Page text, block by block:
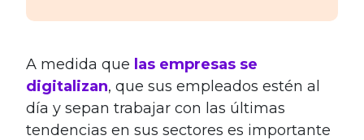
A medida que las empresas se
digitalizan, que sus empleados estén al
día y sepan trabajar con las últimas
tendencias en sus sectores es importante